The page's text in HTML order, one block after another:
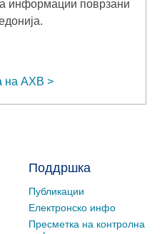
информации поврзани
на АХВ
Поддршка
Публикации
Електронско инфо
Пресметка на контролна